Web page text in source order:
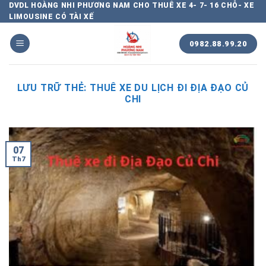
Chuyển
đến
nội
dung
DVDL HOÀNG NHI PHƯƠNG NAM CHO THUÊ XE 4- 7- 16 CHỖ- XE
LIMOUSINE CÓ TÀI XẾ
0982.88.99.20
LƯU TRỮ THẺ: THUÊ XE DU LỊCH ĐI ĐỊA ĐẠO CỦ
CHI
07
Th7